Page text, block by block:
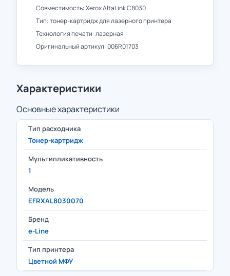
Совместимость: Xerox AltaLink C8030
Тип: тонер-картридж для лазерного принтера
Технология печати: лазерная
Оригинальный артикул: 006R01703
Характеристики
Основные характеристики
Тип расходника
Тонер-картридж
Мультипликативность
1
Модель
EFRXAL8030070
Бренд
e-Line
Тип принтера
Цветной МФУ